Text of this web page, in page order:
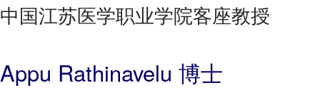
中国江苏医学职业学院客座教授
Appu Rathinavelu 博士